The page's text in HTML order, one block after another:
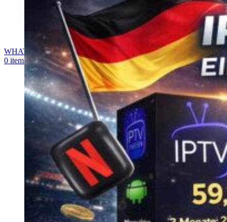
WHATSAPP
0 items 0,00€